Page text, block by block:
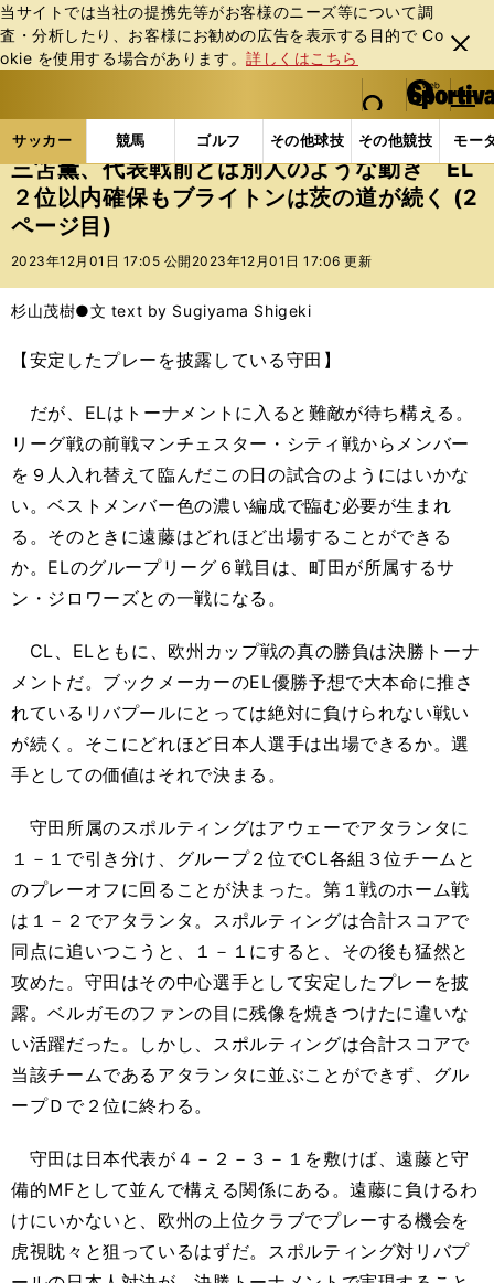
当サイトでは当社の提携先等がお客様のニーズ等について調
査・分析したり、お客様にお勧めの広告を表⽰する⽬的で Co
okie を使⽤する場合があります。詳しくはこちら
閉じ
る
web Sportiva (webスポルティーバ)
検索
マイペ
ー
ジ
メニュ
サッカー 競馬 ゴルフ その他球技 その他競技 モー
ス
ポ
ル
テ
ー
バ
サッカーの記事一覧 海外サッカー 海外サッカー
三笘薫、代表戦前とは別人のような動き EL
２位以内確保もブライトンは茨の道が続く (2
ページ目)
2023年12月01日 17:05 公開 2023年12月01日 17:06 更新
杉山茂樹●文 text by Sugiyama Shigeki
【安定したプレーを披露している守田】
だが、ELはトーナメントに入ると難敵が待ち構える。
リーグ戦の前戦マンチェスター・シティ戦からメンバー
を９人入れ替えて臨んだこの日の試合のようにはいかな
い。ベストメンバー色の濃い編成で臨む必要が生まれ
る。そのときに遠藤はどれほど出場することができる
か。ELのグループリーグ６戦目は、町田が所属するサ
ン・ジロワーズとの一戦になる。
CL、ELともに、欧州カップ戦の真の勝負は決勝トーナ
メントだ。ブックメーカーのEL優勝予想で大本命に推さ
れているリバプールにとっては絶対に負けられない戦い
が続く。そこにどれほど日本人選手は出場できるか。選
手としての価値はそれで決まる。
守田所属のスポルティングはアウェーでアタランタに
１－１で引き分け、グループ２位でCL各組３位チームと
のプレーオフに回ることが決まった。第１戦のホーム戦
は１－２でアタランタ。スポルティングは合計スコアで
同点に追いつこうと、１－１にすると、その後も猛然と
攻めた。守田はその中心選手として安定したプレーを披
露。ベルガモのファンの目に残像を焼きつけたに違いな
い活躍だった。しかし、スポルティングは合計スコアで
当該チームであるアタランタに並ぶことができず、グル
ープＤで２位に終わる。
守田は日本代表が４－２－３－１を敷けば、遠藤と守
備的MFとして並んで構える関係にある。遠藤に負けるわ
けにいかないと、欧州の上位クラブでプレーする機会を
虎視眈々と狙っているはずだ。スポルティング対リバプ